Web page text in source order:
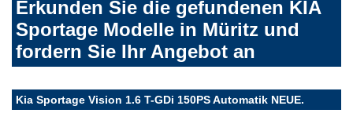
Erkunden Sie die gefundenen KIA
Sportage Modelle in Müritz und
fordern Sie Ihr Angebot an
Kia Sportage Vision 1.6 T-GDi 150PS Automatik NEUE.